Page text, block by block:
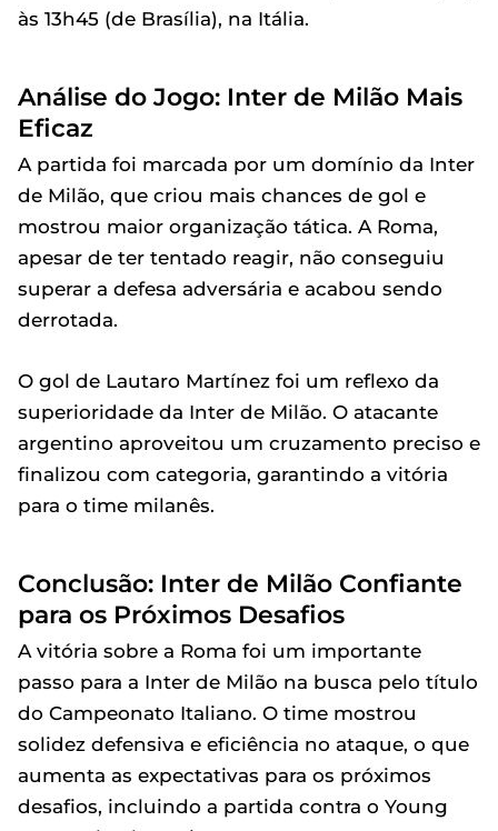
às 13h45 (de Brasília), na Itália.
Análise do Jogo: Inter de Milão Mais
Eficaz
A partida foi marcada por um domínio da Inter
de Milão, que criou mais chances de gol e
mostrou maior organização tática. A Roma,
apesar de ter tentado reagir, não conseguiu
superar a defesa adversária e acabou sendo
derrotada.
O gol de Lautaro Martínez foi um reflexo da
superioridade da Inter de Milão. O atacante
argentino aproveitou um cruzamento preciso e
finalizou com categoria, garantindo a vitória
para o time milanês.
Conclusão: Inter de Milão Confiante
para os Próximos Desafios
A vitória sobre a Roma foi um importante
passo para a Inter de Milão na busca pelo título
do Campeonato Italiano. O time mostrou
solidez defensiva e eficiência no ataque, o que
aumenta as expectativas para os próximos
desafios, incluindo a partida contra o Young